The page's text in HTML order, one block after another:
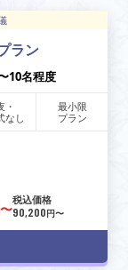
ラン
10名程度
・
なし
最小限
プラン
税込価格
90,200円〜